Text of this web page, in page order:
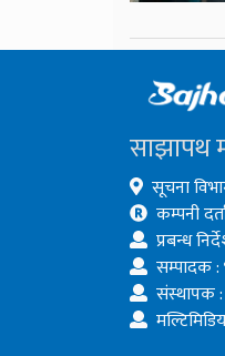
साझापथ
सूचना
कम्पनी
प्रबन्ध
सम्पादक :
संस्थापक :